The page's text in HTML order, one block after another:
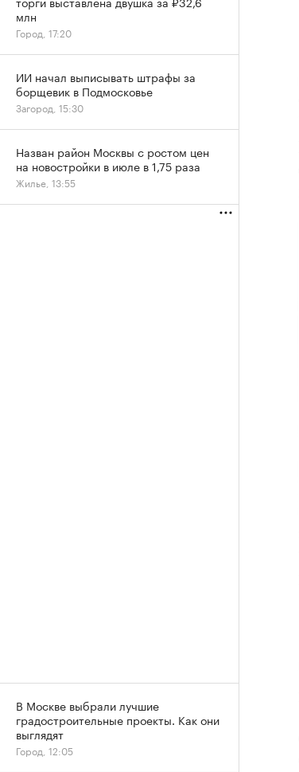
млн
Город, 17:20
ИИ начал выписывать штрафы за
борщевик в Подмосковье
Загород, 15:30
Назван район Москвы с ростом цен
на новостройки в июле в 1,75 раза
Жилье, 13:55
В Москве выбрали лучшие
градостроительные проекты. Как они
выглядят
Город, 12:05